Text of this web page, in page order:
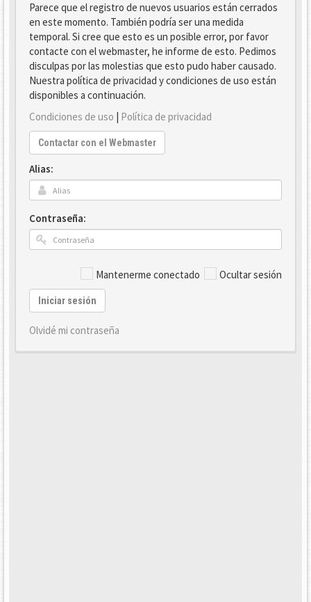
Parece que el registro de nuevos usuarios están cerrados
en este momento. También podría ser una medida
temporal. Si cree que esto es un posible error, por favor
contacte con el webmaster, he informe de esto. Pedimos
disculpas por las molestias que esto pudo haber causado.
Nuestra política de privacidad y condiciones de uso están
disponibles a continuación.
Condiciones de uso | Política de privacidad
Contactar con el Webmaster
Alias:
Contraseña:
Mantenerme conectado Ocultar sesión
Iniciar sesión
Olvidé mi contraseña